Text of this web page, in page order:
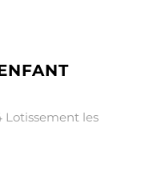
Lotissement les